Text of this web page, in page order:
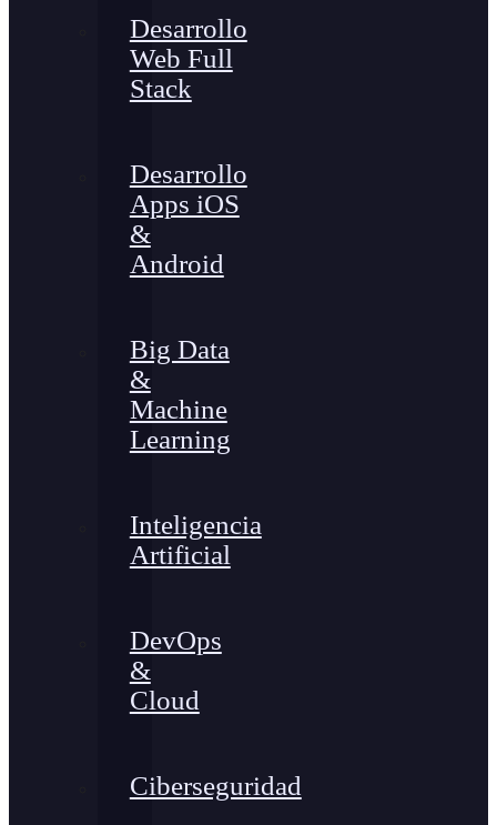
Desarrollo
Web Full
Stack
Desarrollo
Apps iOS
&
Android
Big Data
&
Machine
Learning
Inteligencia
Artificial
DevOps
&
Cloud
Ciberseguridad